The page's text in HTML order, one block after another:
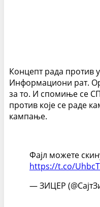
Концепт рада против
Информациони рат.
за то. И спомиње се
против које се раде
кампање.
Фајл можете
https://t.co/
— ЗИЦЕР